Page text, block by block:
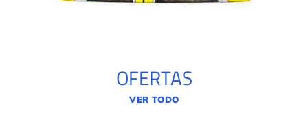
OFERTAS
VER TODO